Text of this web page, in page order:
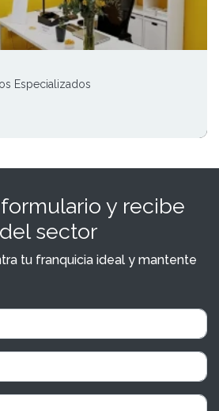
Especializados
y recibe
sector
tu franquicia ideal y mantente